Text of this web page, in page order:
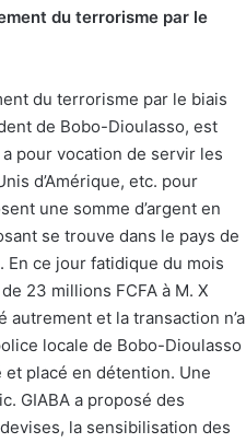
du terrorisme par le
du terrorisme par le biais
de Bobo-Dioulasso, est
pour vocation de servir les
d’Amérique, etc. pour
une somme d’argent en
se trouve dans le pays de
ce jour fatidique du mois
23 millions FCFA à M. X
autrement et la transaction n’a
locale de Bobo-Dioulasso
placé en détention. Une
GIABA a proposé des
la sensibilisation des